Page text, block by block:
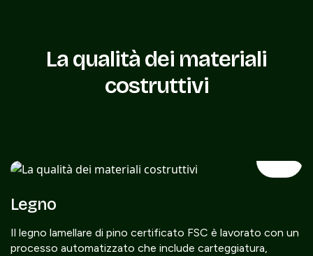
La qualità dei materiali
costruttivi
Legno
Il legno lamellare di pino certificato FSC è lavorato con un
processo automatizzato che include carteggiatura,